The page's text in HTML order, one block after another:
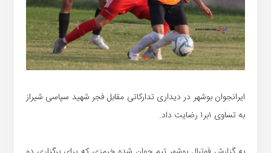
ایرانجوان بوشهر در دیداری تدارکاتی مقابل فجر شهید سپاسی شیراز
به تساوی ۱بر۱ رضایت داد.